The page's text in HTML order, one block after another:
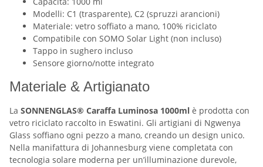
Modelli: C1 (trasparente), C2 (spruzzi arancioni)
Materiale: vetro soffiato a mano, 100% riciclato
Compatibile con SOMO Solar Light (non incluso)
Tappo in sughero incluso
Sensore giorno/notte integrato
Materiale & Artigianato
La SONNENGLAS® Caraffa Luminosa 1000ml è prodotta con
vetro riciclato raccolto in Eswatini. Gli artigiani di Ngwenya
Glass soffiano ogni pezzo a mano, creando un design unico.
Nella manifattura di Johannesburg viene completata con
tecnologia solare moderna per un’illuminazione durevole,